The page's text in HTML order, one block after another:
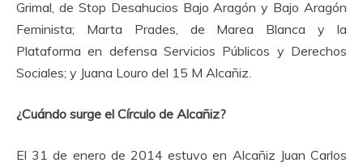
Grimal, de Stop Desahucios Bajo Aragón y Bajo Aragón
Feminista; Marta Prades, de Marea Blanca y la
Plataforma en defensa Servicios Públicos y Derechos
Sociales; y Juana Louro del 15 M Alcañiz.
¿Cuándo surge el Círculo de Alcañiz?
El 31 de enero de 2014 estuvo en Alcañiz Juan Carlos